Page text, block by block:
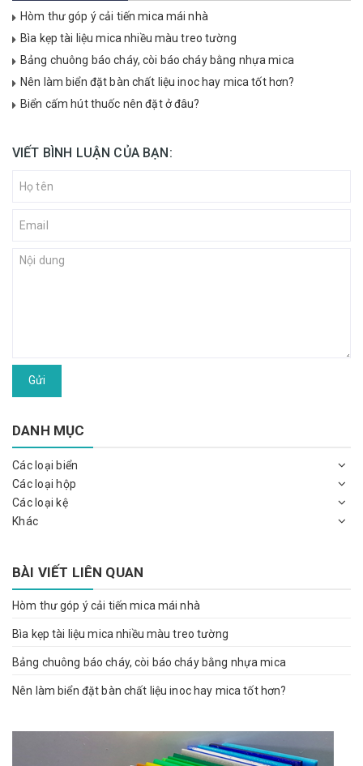
Hòm thư góp ý cải tiến mica mái nhà
Bìa kẹp tài liệu mica nhiều màu treo tường
Bảng chuông báo cháy, còi báo cháy bằng nhựa mica
Nên làm biển đặt bàn chất liệu inoc hay mica tốt hơn?
Biển cấm hút thuốc nên đặt ở đâu?
VIẾT BÌNH LUẬN CỦA BẠN:
Gửi
DANH MỤC
Các loại biển
Các loại hộp
Các loại kệ
Khác
BÀI VIẾT LIÊN QUAN
Hòm thư góp ý cải tiến mica mái nhà
Bìa kẹp tài liệu mica nhiều màu treo tường
Bảng chuông báo cháy, còi báo cháy bằng nhựa mica
Nên làm biển đặt bàn chất liệu inoc hay mica tốt hơn?